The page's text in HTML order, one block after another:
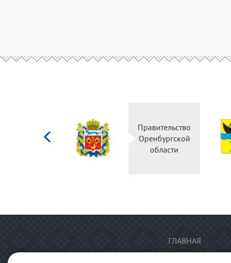
Правительство
Оренбургской
области
ГЛАВНАЯ